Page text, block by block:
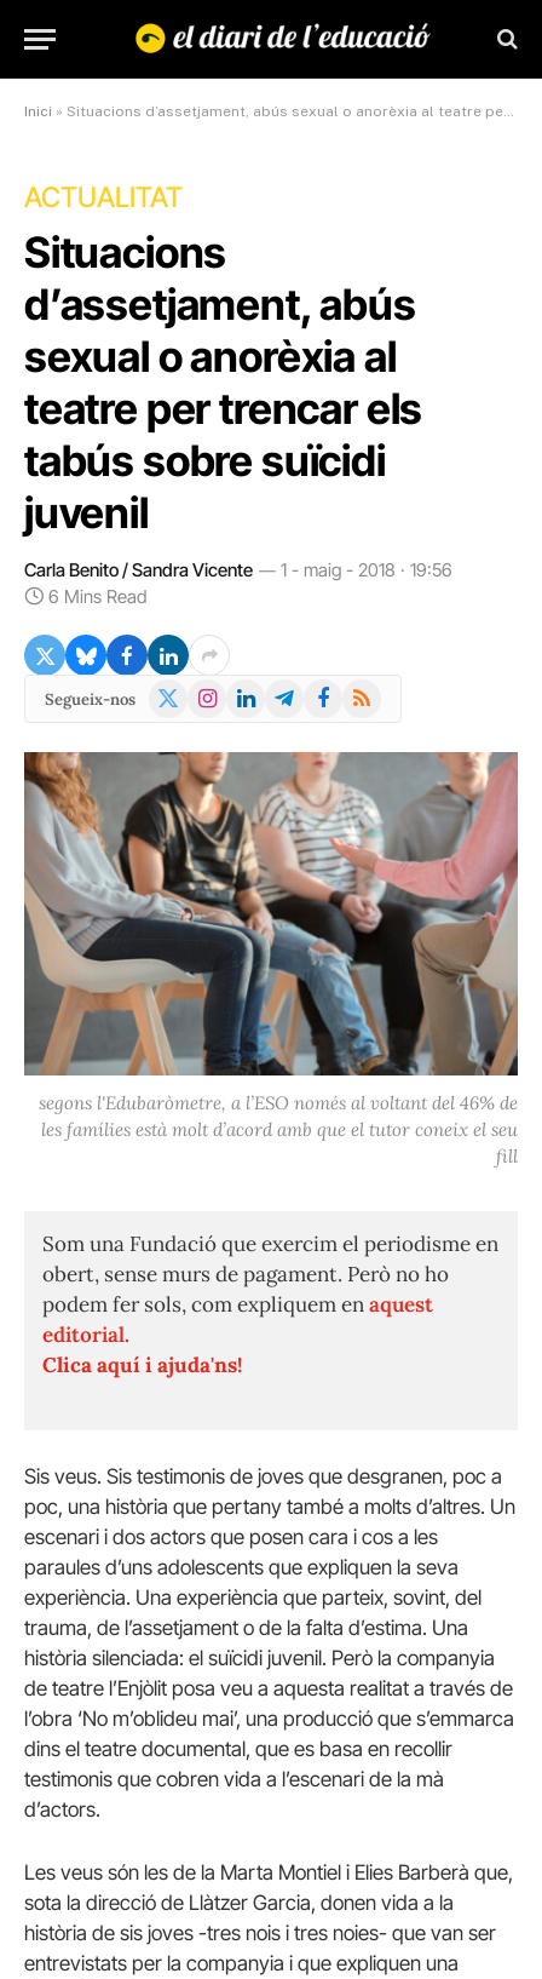
Inici » Situacions d’assetjament, abús sexual o anorèxia al teatre per trencar els tabús sobre suïcidi juvenil
ACTUALITAT
Situacions
d’assetjament, abús
sexual o anorèxia al
teatre per trencar els
tabús sobre suïcidi
juvenil
Carla Benito / Sandra Vicente
1 - maig - 2018 · 19:56
6 Mins Read
Segueix-nos
X
Instagram
LinkedInTelegramFacebook
RSS
segons l'Edubaròmetre, a l’ESO només al voltant del 46% de
les famílies està molt d’acord amb que el tutor coneix el seu
fill
Som una Fundació que exercim el periodisme en
obert, sense murs de pagament. Però no ho
podem fer sols, com expliquem enaquest
editorial.
Clica aquí i ajuda'ns!
Sis veus. Sis testimonis de joves que desgranen, poc a
poc, una història que pertany també a molts d’altres. Un
escenari i dos actors que posen cara i cos a les
paraules d’uns adolescents que expliquen la seva
experiència. Una experiència que parteix, sovint, del
trauma, de l’assetjament o de la falta d’estima. Una
història silenciada: el suïcidi juvenil. Però la companyia
de teatre l’Enjòlit posa veu a aquesta realitat a través de
l’obra ‘No m’oblideu mai’, una producció que s’emmarca
dins el teatre documental, que es basa en recollir
testimonis que cobren vida a l’escenari de la mà
d’actors.
Les veus són les de la Marta Montiel i Elies Barberà que,
sota la direcció de Llàtzer Garcia, donen vida a la
història de sis joves -tres nois i tres noies- que van ser
entrevistats per la companyia i que expliquen una